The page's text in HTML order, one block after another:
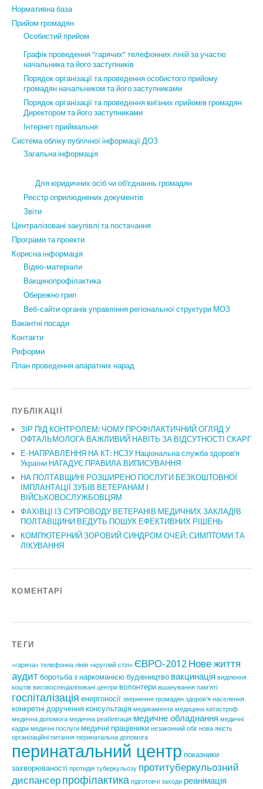
Нормативна база
Прийом громадян
Особистий прийом
Графік проведення “гарячих” телефонних ліній за участю
начальника та його заступників
Порядок організації та проведення особистого прийому
громадян начальником та його заступниками
Порядок організації та проведення виїзних прийомів громадян
Директором та його заступниками
Інтернет приймальня
Система обліку публічної інформації ДОЗ
Загальна інформація
Для юридичних осіб чи об’єднаннь громадян
Реєстр оприлюднених документів
Звіти
Централізовані закупівлі та постачання
Програми та проекти
Корисна інформація
Відео-матеріали
Вакцинопрофілактика
Обережно грип
Веб-сайти органів управління регіональної структури МОЗ
Вакантні посади
Контакти
Реформи
План проведення апаратних нарад
ПУБЛІКАЦІЇ
ЗІР ПІД КОНТРОЛЕМ: ЧОМУ ПРОФІЛАКТИЧНИЙ ОГЛЯД У
ОФТАЛЬМОЛОГА ВАЖЛИВИЙ НАВІТЬ ЗА ВІДСУТНОСТІ СКАРГ
Е-НАПРАВЛЕННЯ НА КТ: НСЗУ Національна служба здоров’я
України НАГАДУЄ ПРАВИЛА ВИПИСУВАННЯ
НА ПОЛТАВЩИНІ РОЗШИРЕНО ПОСЛУГИ БЕЗКОШТОВНОЇ
ІМПЛАНТАЦІЇ ЗУБІВ ВЕТЕРАНАМ І
ВІЙСЬКОВОСЛУЖБОВЦЯМ
ФАХІВЦІ ІЗ СУПРОВОДУ ВЕТЕРАНІВ МЕДИЧНИХ ЗАКЛАДІВ
ПОЛТАВЩИНИ ВЕДУТЬ ПОШУК ЕФЕКТИВНИХ РІШЕНЬ
КОМП’ЮТЕРНИЙ ЗОРОВИЙ СИНДРОМ ОЧЕЙ: СИМПТОМИ ТА
ЛІКУВАННЯ
КОМЕНТАРІ
ТЕГИ
«гаряча» телефонна лінія «круглий стіл» ЄВРО-2012 Нове життя
аудит боротьба з наркоманією будівництво вакцинація виділення
коштів високоспеціалізовані центри волонтери вшанування пам'яті
госпіталізація енергоносії звернення громадян здоров'я населення
конкретні доручення консультація медикаменти медицина катастроф
медична допомога медична реабілітація медичне обладнання медичні
кадри медичні послуги медичні працівники незаконний обіг нова якість
організаційні питання перинатальна допомога
перинатальний центр показники
захворюваності протидія туберкульозу протитуберкульозний
диспансер профілактика підготовчі заходи реанімація